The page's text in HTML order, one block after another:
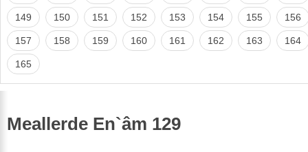
149 150 151 152 153 154 155 156
157 158 159 160 161 162 163 164
165
Meallerde En`âm 129